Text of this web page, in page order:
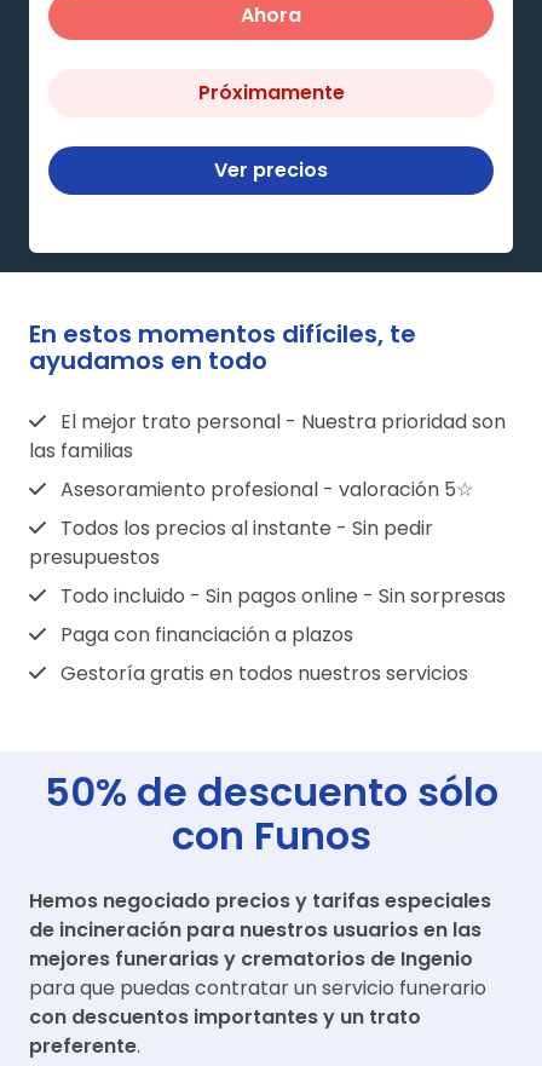
Ahora
Próximamente
Ver precios
En estos momentos difíciles, te
ayudamos en todo
El mejor trato personal - Nuestra prioridad son
las familias
Asesoramiento profesional - valoración 5☆
Todos los precios al instante - Sin pedir
presupuestos
Todo incluido - Sin pagos online - Sin sorpresas
Paga con financiación a plazos
Gestoría gratis en todos nuestros servicios
50% de descuento sólo
con Funos
Hemos negociado precios y tarifas especiales
de incineración para nuestros usuarios en las
mejores funerarias y crematorios de Ingenio
para que puedas contratar un servicio funerario
con descuentos importantes y un trato
preferente.